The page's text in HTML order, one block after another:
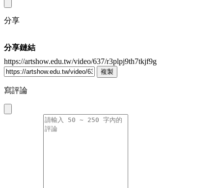
分享
分享鏈結
https://artshow.edu.tw/video/637/r3plpj9th7tkjf9g
複製
寫評論